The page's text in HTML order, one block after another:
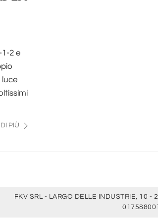
2 e
luce
PIÙ
FKV SRL - LARGO DELLE INDUSTRIE, 10 -